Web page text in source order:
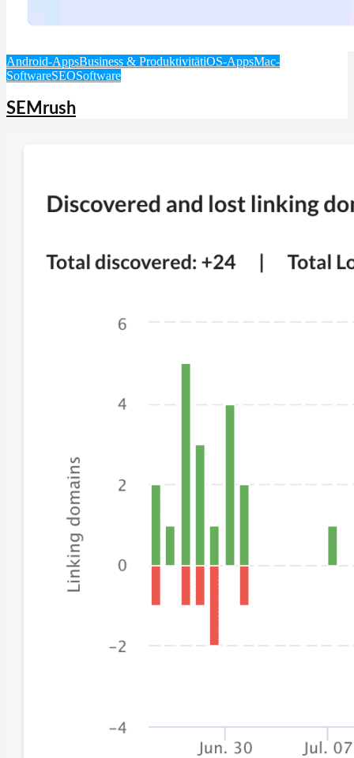
Android-AppsBusiness & ProduktivitätiOS-AppsMac-
SoftwareSEOSoftware
SEMrush